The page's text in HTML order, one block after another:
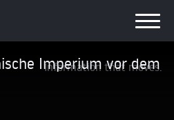
Information that moves.
Imperium vor dem